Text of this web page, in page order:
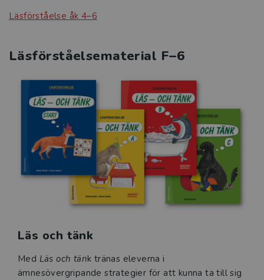
Läsförståelse åk 4–6
Läsförståelsematerial F–6
Läs och tänk
Med Läs och tänk tränas eleverna i
ämnesövergripande strategier för att kunna ta till sig